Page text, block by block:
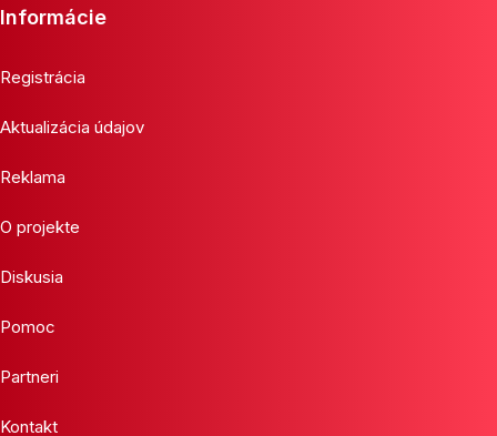
Informácie
Registrácia
Aktualizácia údajov
Reklama
O projekte
Diskusia
Pomoc
Partneri
Kontakt